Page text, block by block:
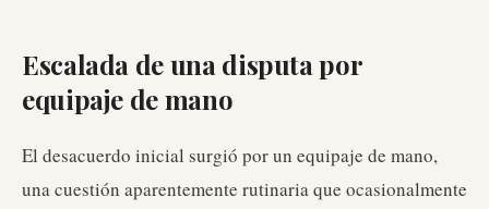
Escalada de una disputa por
equipaje de mano
El desacuerdo inicial surgió por un equipaje de mano,
una cuestión aparentemente rutinaria que ocasionalmente